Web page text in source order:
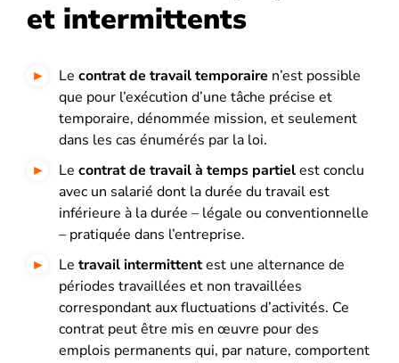
et intermittents
Le contrat de travail temporaire n’est possible
que pour l’exécution d’une tâche précise et
temporaire, dénommée mission, et seulement
dans les cas énumérés par la loi.
Le contrat de travail à temps partielest conclu
avec un salarié dont la durée du travail est
inférieure à la durée – légale ou conventionnelle
– pratiquée dans l’entreprise.
Le travail intermittentest une alternance de
périodes travaillées et non travaillées
correspondant aux fluctuations d’activités. Ce
contrat peut être mis en œuvre pour des
emplois permanents qui, par nature, comportent